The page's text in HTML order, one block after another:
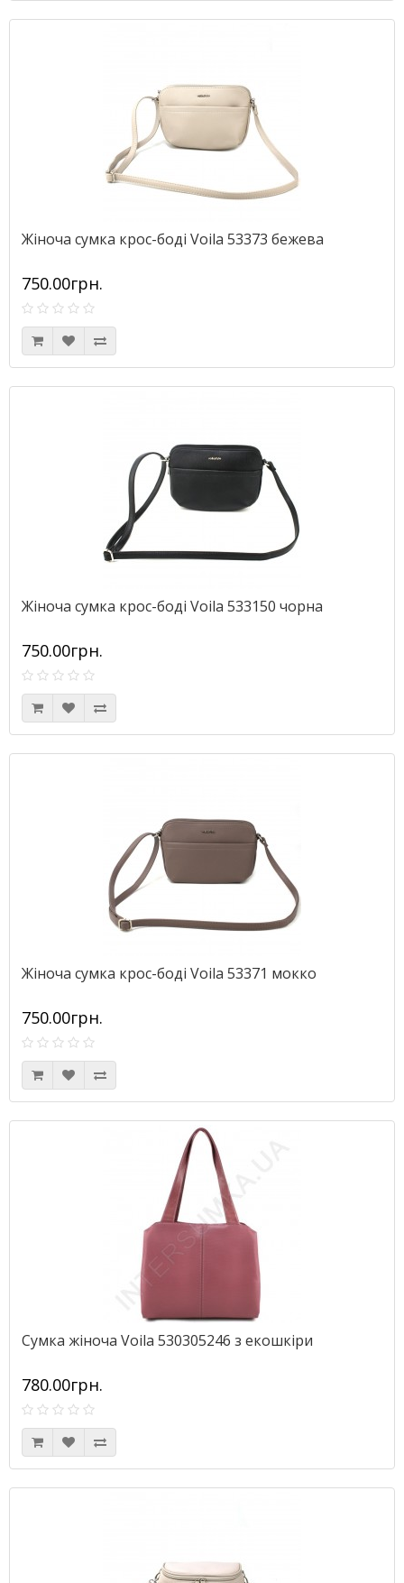
Жіноча сумка крос-боді Voila 53373 бежева
750.00грн.
Жіноча сумка крос-боді Voila 533150 чорна
750.00грн.
Жіноча сумка крос-боді Voila 53371 мокко
750.00грн.
Сумка жіноча Voila 530305246 з екошкіри
780.00грн.